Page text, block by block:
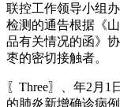
联控工作领导小组
检测的通告根据《
品有关情况的函》
枣的密切接触者。
〖Three〗、年2月
的肺炎新增确诊病